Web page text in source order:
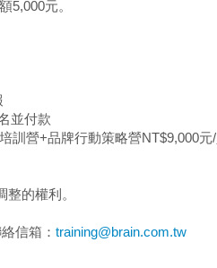
元。
付款
營+品牌行動策略營NT$9,000元
的權利。
信箱： training@brain.com.tw